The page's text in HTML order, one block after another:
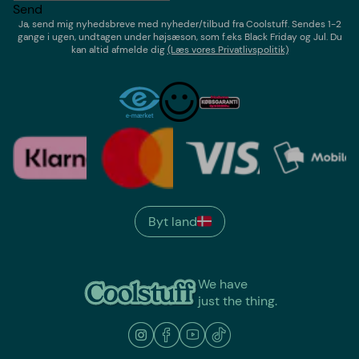
Send
Ja, send mig nyhedsbreve med nyheder/tilbud fraCoolstuff. Sendes 1-2
gange i ugen,undtagen under højsæson, som f.eks Black Friday og Jul. Du
kan altid afmelde dig(Læs vores Privatlivspolitik)
We have
just the thing.
Byt land